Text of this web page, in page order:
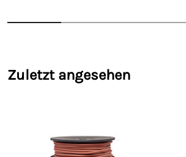
Zuletzt angesehen